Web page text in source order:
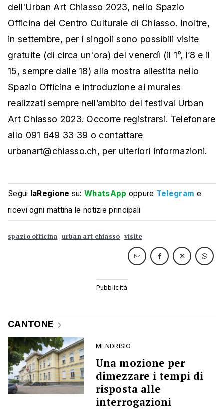
dell'Urban Art Chiasso 2023, nello Spazio
Officina del Centro Culturale di Chiasso. Inoltre,
in settembre, per i singoli sono possibili visite
gratuite (di circa un'ora) del venerdì (il 1°, l’8 e il
15, sempre dalle 18) alla mostra allestita nello
Spazio Officina e introduzione ai murales
realizzati sempre nell’ambito del festival Urban
Art Chiasso 2023. Occorre registrarsi. Telefonare
allo 091 649 33 39 o contattare
urbanart@chiasso.ch, per ulteriori informazioni.
Segui laRegione su:WhatsApp oppure Telegram e
ricevi ogni mattina le notizie principali
spazio officina urban art chiasso visite
CANTONE
MENDRISIO
Una mozione per
dimezzare i tempi di
risposta alle
interrogazioni